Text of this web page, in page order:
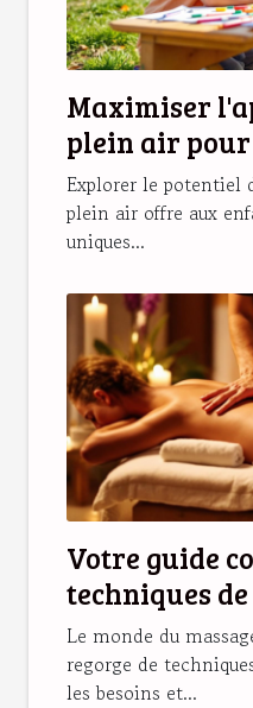
Maximiser
plein air pour
stratégies et
Explorer le potentiel
plein air offre aux
uniques...
Votre guide
techniques
être
Le monde du
regorge de
les besoins et...